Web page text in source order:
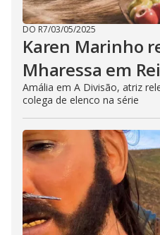
DO R7/03/05/2025
Karen Marinho
Mharessa em
Amália em A Divisão, atriz
colega de elenco na série